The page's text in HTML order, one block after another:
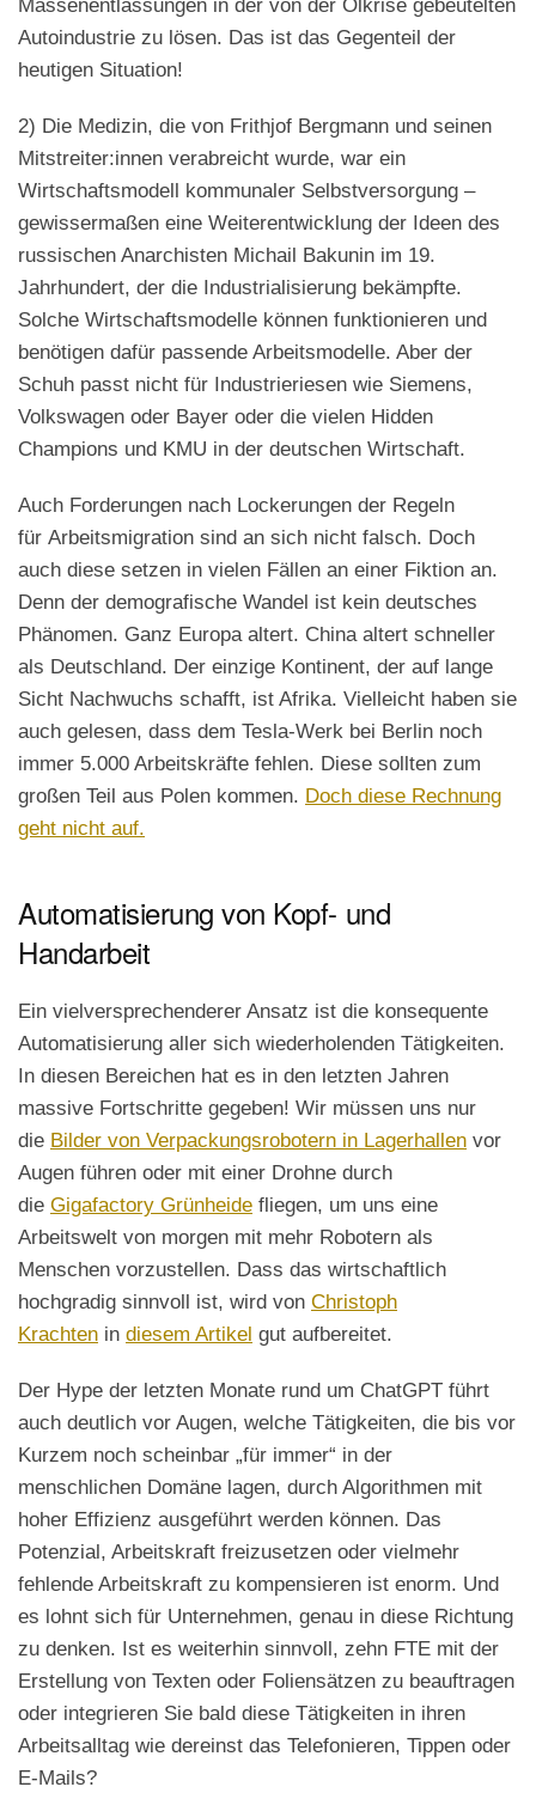
Massenentlassungen in der von der Ölkrise gebeutelten
Autoindustrie zu lösen. Das ist das Gegenteil der
heutigen Situation!
2) Die Medizin, die von Frithjof Bergmann und seinen
Mitstreiter:innen verabreicht wurde, war ein
Wirtschaftsmodell kommunaler Selbstversorgung –
gewissermaßen eine Weiterentwicklung der Ideen des
russischen Anarchisten Michail Bakunin im 19.
Jahrhundert, der die Industrialisierung bekämpfte.
Solche Wirtschaftsmodelle können funktionieren und
benötigen dafür passende Arbeitsmodelle. Aber der
Schuh passt nicht für Industrieriesen wie Siemens,
Volkswagen oder Bayer oder die vielen Hidden
Champions und KMU in der deutschen Wirtschaft.
Auch Forderungen nach Lockerungen der Regeln
für Arbeitsmigration sind an sich nicht falsch. Doch
auch diese setzen in vielen Fällen an einer Fiktion an.
Denn der demografische Wandel ist kein deutsches
Phänomen. Ganz Europa altert. China altert schneller
als Deutschland. Der einzige Kontinent, der auf lange
Sicht Nachwuchs schafft, ist Afrika. Vielleicht haben sie
auch gelesen, dass dem Tesla-Werk bei Berlin noch
immer 5.000 Arbeitskräfte fehlen. Diese sollten zum
großen Teil aus Polen kommen. Doch diese Rechnung
geht nicht auf.
Automatisierung von Kopf- und
Handarbeit
Ein vielversprechenderer Ansatz ist die konsequente
Automatisierung aller sich wiederholenden Tätigkeiten.
In diesen Bereichen hat es in den letzten Jahren
massive Fortschritte gegeben! Wir müssen uns nur
die Bilder von Verpackungsrobotern in Lagerhallen vor
Augen führen oder mit einer Drohne durch
die Gigafactory Grünheide fliegen, um uns eine
Arbeitswelt von morgen mit mehr Robotern als
Menschen vorzustellen. Dass das wirtschaftlich
hochgradig sinnvoll ist, wird von Christoph
Krachten in diesem Artikel gut aufbereitet.
Der Hype der letzten Monate rund um ChatGPT führt
auch deutlich vor Augen, welche Tätigkeiten, die bis vor
Kurzem noch scheinbar „für immer“ in der
menschlichen Domäne lagen, durch Algorithmen mit
hoher Effizienz ausgeführt werden können. Das
Potenzial, Arbeitskraft freizusetzen oder vielmehr
fehlende Arbeitskraft zu kompensieren ist enorm. Und
es lohnt sich für Unternehmen, genau in diese Richtung
zu denken. Ist es weiterhin sinnvoll, zehn FTE mit der
Erstellung von Texten oder Foliensätzen zu beauftragen
oder integrieren Sie bald diese Tätigkeiten in ihren
Arbeitsalltag wie dereinst das Telefonieren, Tippen oder
E-Mails?